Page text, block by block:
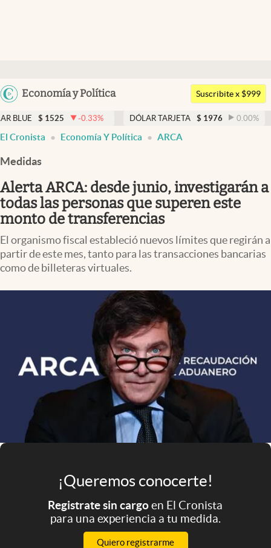
Argentina
Uruguay
Economía y Política
Members
Economía y Política
Finanzas y Mercados
Mercados Online
Negocios
Columnistas
Apertura
Eventos Corporativos
El Cronista Studio
Mediakit
abre en nueva pestaña
Suscribite x $999
-0.33% DÓLAR TARJETA $ 1976 0.00 % DÓLAR
El Cronista Economía Y Política ARCA
Medidas
Alerta ARCA: desde junio, investigarán a
todas las personas que superen este
monto de transferencias
El organismo fiscal estableció nuevos límites que regirán a
partir de este mes, tanto para las transacciones bancarias
como de billeteras virtuales.
¡Queremos conocerte!
Registrate sin cargoen El Cronista
para una experiencia a tu medida.
Quiero registrarme